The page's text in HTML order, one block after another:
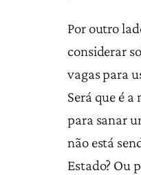
Por outro
considerar
vagas para
Será que é
para sanar
não está
Estado? Ou